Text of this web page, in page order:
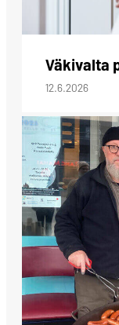
Väkivalta
12.6.2026